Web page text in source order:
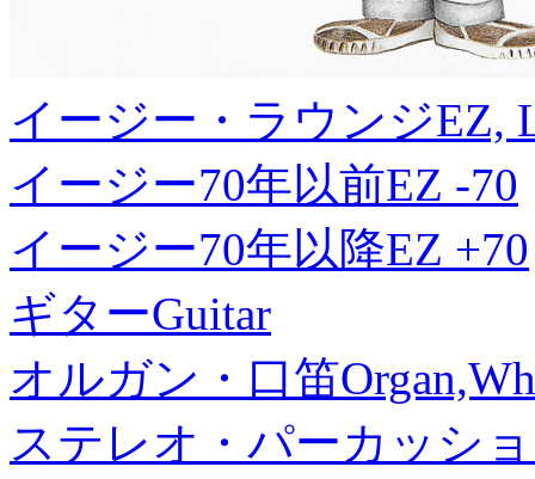
イージー・ラウンジEZ,
イージー70年以前EZ -70
イージー70年以降EZ +70
ギターGuitar
オルガン・口笛
ステレオ・パーカッシ